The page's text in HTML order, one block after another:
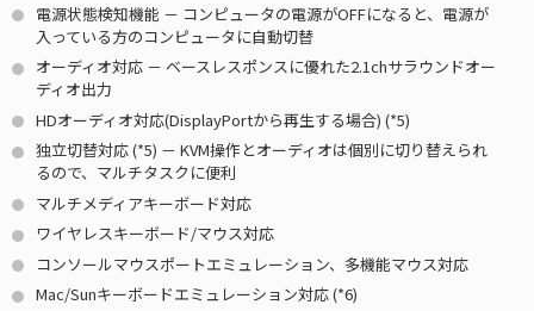
電源状態検知機能 － コンピュータの電源がOFFになると、電源が
入っている方のコンピュータに自動切替
オーディオ対応 － ベースレスポンスに優れた2.1chサラウンドオー
ディオ出力
HDオーディオ対応(DisplayPortから再生する場合) (*5)
独立切替対応 (*5) － KVM操作とオーディオは個別に切り替えられ
るので、マルチタスクに便利
マルチメディアキーボード対応
ワイヤレスキーボード/マウス対応
コンソールマウスポートエミュレーション、多機能マウス対応
Mac/Sunキーボードエミュレーション対応 (*6)